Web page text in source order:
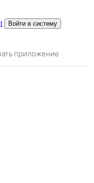
Войти в систему
приложение